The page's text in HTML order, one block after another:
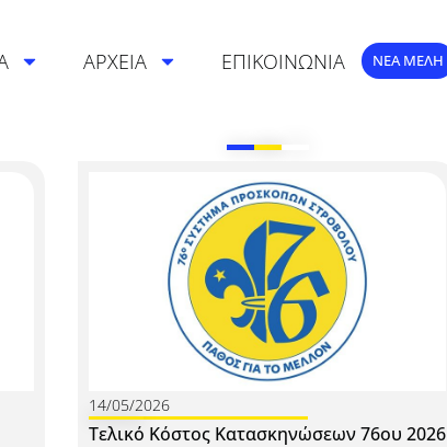
ΑΡΧΕΙΑ ΕΠΙΚΟΙΝΩΝΙΑ ΝΕΑ ΜΕΛΗ
14/05/2026
Τελικό Κόστος Κατασκηνώσεων 76ου 2026